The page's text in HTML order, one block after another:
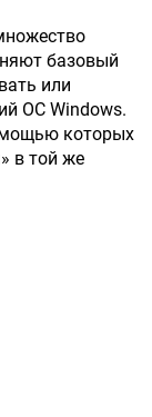
базовый
или
ОС Windows.
которых
в той же